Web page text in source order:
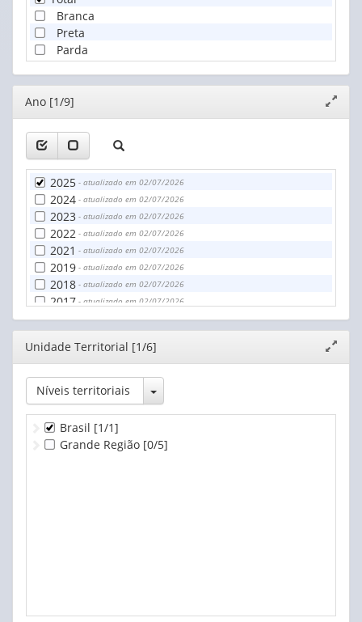
Branca
Preta
Parda
Editor
janela
Ano [1/9]
2025 - atualizado em 02/07/2026
2024 - atualizado em 02/07/2026
2023 - atualizado em 02/07/2026
2022 - atualizado em 02/07/2026
2021 - atualizado em 02/07/2026
2019 - atualizado em 02/07/2026
2018 - atualizado em 02/07/2026
2017 - atualizado em 02/07/2026
2016- atualizado em 02/07/2026
Editor
janela
Unidade Territorial [1/6]
Níveis territoriais Toggle Dropdown
Brasil [1/1]
Grande Região [0/5]